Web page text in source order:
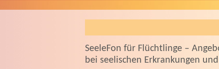
SeeleFon für Flüchtlinge –
bei seelischen Erkrankungen